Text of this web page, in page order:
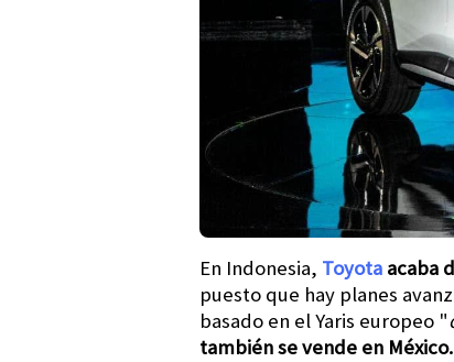
En Indonesia, Toyota acaba
puesto que hay planes
basado en el Yaris europeo "
también se vende en México.